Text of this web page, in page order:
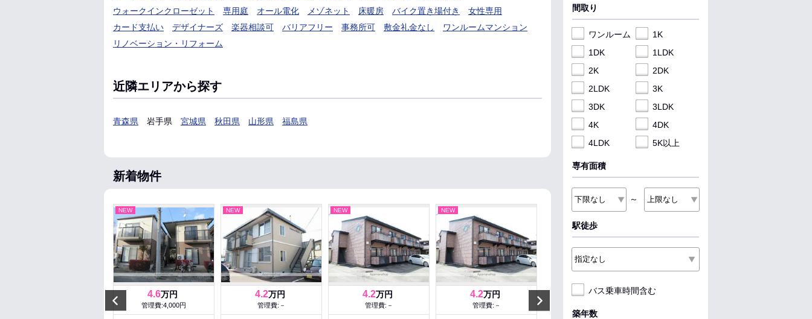
ウォークインクローゼット
専用庭 オール電化 メゾネット 床暖房 バイク置き場付き
女性専用
カード支払い
デザイナーズ 楽器相談可 バリアフリー 事務所可 敷金礼金なし
ワンルームマンション
リノベーション・リフォーム
近隣エリアから探す
青森県 岩手県 宮城県 秋田県 山形県 福島県
新着物件
Previous
NEW
4.6万円
管理費:4,000円
NEW
4.2万円
管理費:－
NEW
4.2万円
管理費:－
NEW
4.2万円
管理費:－
4.7万円
NEW
間取り
ワンルーム
1K
1DK
1LDK
2K
2DK
2LDK
3K
3DK
3LDK
4K
4DK
4LDK
5K以上
専有面積
～
駅徒歩
バス乗車時間含む
築年数